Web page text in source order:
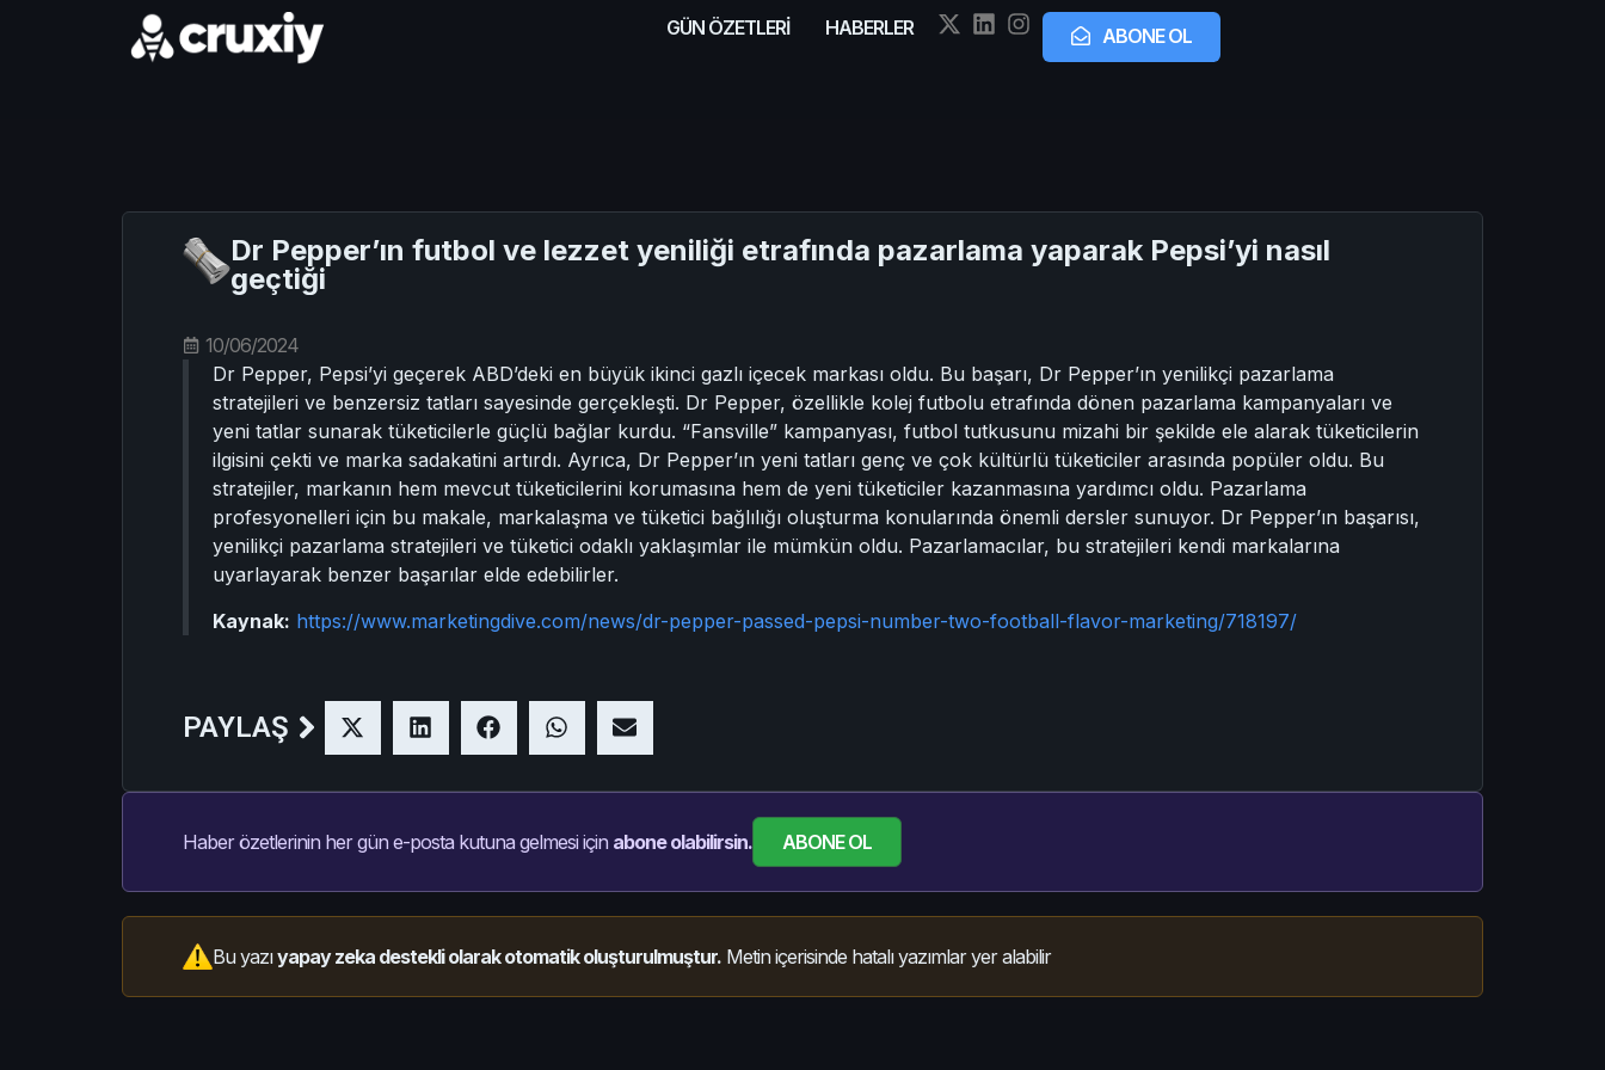
GÜN ÖZETLERİ HABERLER ABONE OL
Dr Pepper’ın futbol ve lezzet yeniliği etrafında pazarlama yaparak Pepsi’yi nasıl
geçtiği
10/06/2024
Dr Pepper, Pepsi’yi geçerek ABD’deki en büyük ikinci gazlı içecek markası oldu. Bu başarı, Dr Pepper’ın yenilikçi pazarlama
stratejileri ve benzersiz tatları sayesinde gerçekleşti. Dr Pepper, özellikle kolej futbolu etrafında dönen pazarlama kampanyaları ve
yeni tatlar sunarak tüketicilerle güçlü bağlar kurdu. “Fansville” kampanyası, futbol tutkusunu mizahi bir şekilde ele alarak tüketicilerin
ilgisini çekti ve marka sadakatini artırdı. Ayrıca, Dr Pepper’ın yeni tatları genç ve çok kültürlü tüketiciler arasında popüler oldu. Bu
stratejiler, markanın hem mevcut tüketicilerini korumasına hem de yeni tüketiciler kazanmasına yardımcı oldu. Pazarlama
profesyonelleri için bu makale, markalaşma ve tüketici bağlılığı oluşturma konularında önemli dersler sunuyor. Dr Pepper’ın başarısı,
yenilikçi pazarlama stratejileri ve tüketici odaklı yaklaşımlar ile mümkün oldu. Pazarlamacılar, bu stratejileri kendi markalarına
uyarlayarak benzer başarılar elde edebilirler.
Kaynak: https://www.marketingdive.com/news/dr-pepper-passed-pepsi-number-two-football-flavor-marketing/718197/
PAYLAŞ
Haber özetlerinin her gün e-posta kutuna gelmesi için abone olabilirsin. ABONE OL
Bu yazıyapay zeka destekli olarak otomatik oluşturulmuştur. Metin içerisinde hatalı yazımlar yer alabilir